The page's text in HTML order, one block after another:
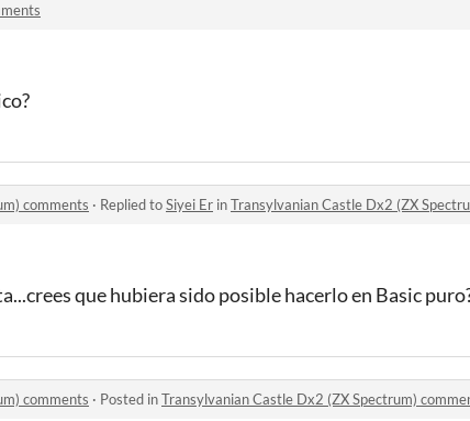
comments · Replied toSiyei Er inTransylvanian Castle Dx2 (ZX
que hubiera sido posible hacerlo en Basic
comments · Posted inTransylvanian Castle Dx2 (ZX Spectrum)